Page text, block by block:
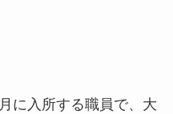
に入所する職員で、大